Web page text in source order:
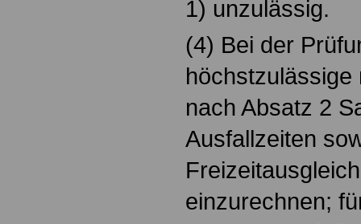
1) unzulässig.
(4) Bei der
höchstzulässige
nach Absatz 2
Ausfallzeiten
einzurechnen;